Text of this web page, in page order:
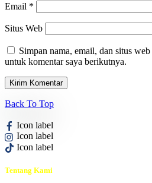
Email *
Situs Web
Simpan nama, email, dan situs
untuk komentar saya berikutnya.
Back To Top
Icon label
Icon label
Icon label
Tentang Kami